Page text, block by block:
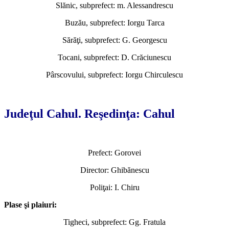
Slănic, subprefect: m. Alessandrescu
Buzău, subprefect: Iorgu Tarca
Sărăţi, subprefect: G. Georgescu
Tocani, subprefect: D. Crăciunescu
Pârscovului, subprefect: Iorgu Chirculescu
Judeţul Cahul. Reşedinţa: Cahul
Prefect: Gorovei
Director: Ghibănescu
Poliţai: I. Chiru
Plase şi plaiuri:
Tigheci, subprefect: Gg. Fratula